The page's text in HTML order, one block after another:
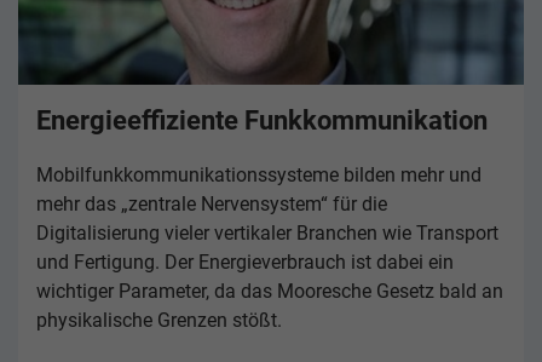
Energieeffiziente Funkkommunikation
Mobilfunkkommunikationssysteme bilden mehr und
mehr das „zentrale Nervensystem“ für die
Digitalisierung vieler vertikaler Branchen wie Transport
und Fertigung. Der Energieverbrauch ist dabei ein
wichtiger Parameter, da das Mooresche Gesetz bald an
physikalische Grenzen stößt.